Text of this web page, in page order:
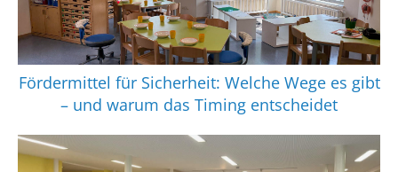
Fördermittel für Sicherheit: Welche Wege es gibt
– und warum das Timing entscheidet